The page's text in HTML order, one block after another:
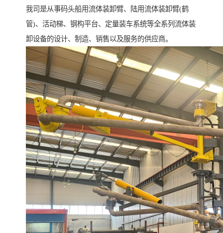
我司是从事码头船用流体装卸臂、陆用流体装卸臂(鹤
管)、活动梯、钢构平台、定量装车系统等全系列流体装
卸设备的设计、制造、销售以及服务的供应商。